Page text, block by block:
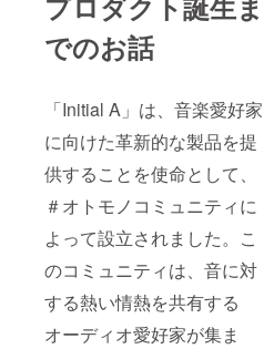
でのお話
「Initial A」は、音楽愛好家
に向けた革新的な製品を提
供することを使命として、
＃オトモノコミュニティに
よって設立されました。こ
のコミュニティは、音に対
する熱い情熱を共有する
オーディオ愛好家が集ま